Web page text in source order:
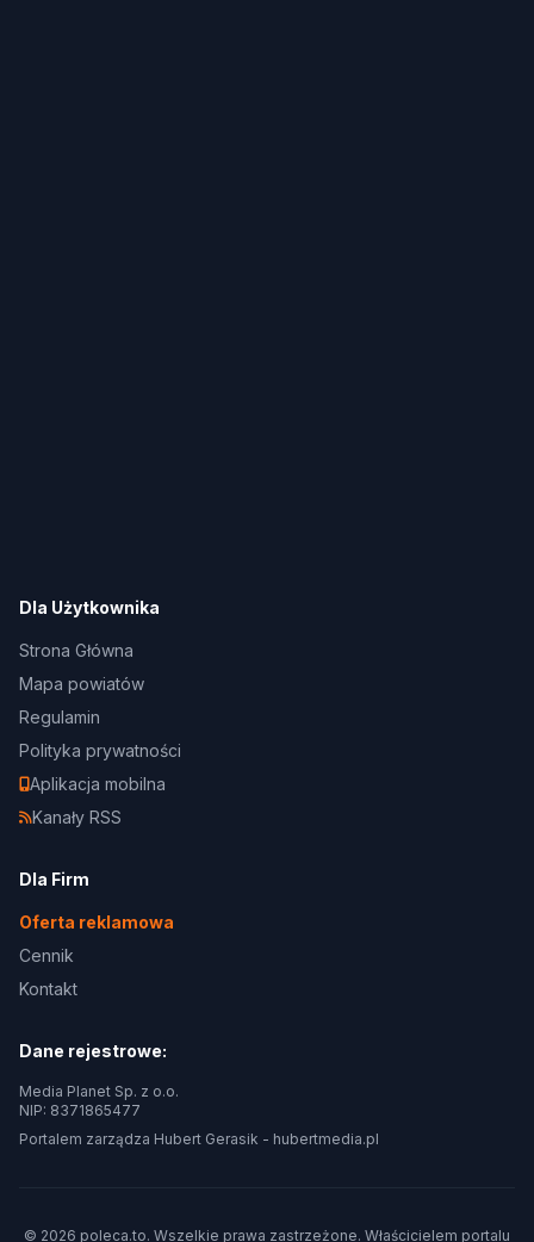
Dla Użytkownika
Strona Główna
Mapa powiatów
Regulamin
Polityka prywatności
Aplikacja mobilna
Kanały RSS
Dla Firm
Oferta reklamowa
Cennik
Kontakt
Dane rejestrowe:
Media Planet Sp. z o.o.
NIP: 8371865477
Portalem zarządza Hubert Gerasik - hubertmedia.pl
© 2026 poleca.to. Wszelkie prawa zastrzeżone. Właścicielem portalu